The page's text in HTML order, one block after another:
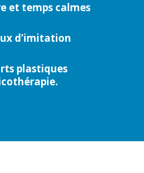
et temps calmes
d’imitation
plastiques